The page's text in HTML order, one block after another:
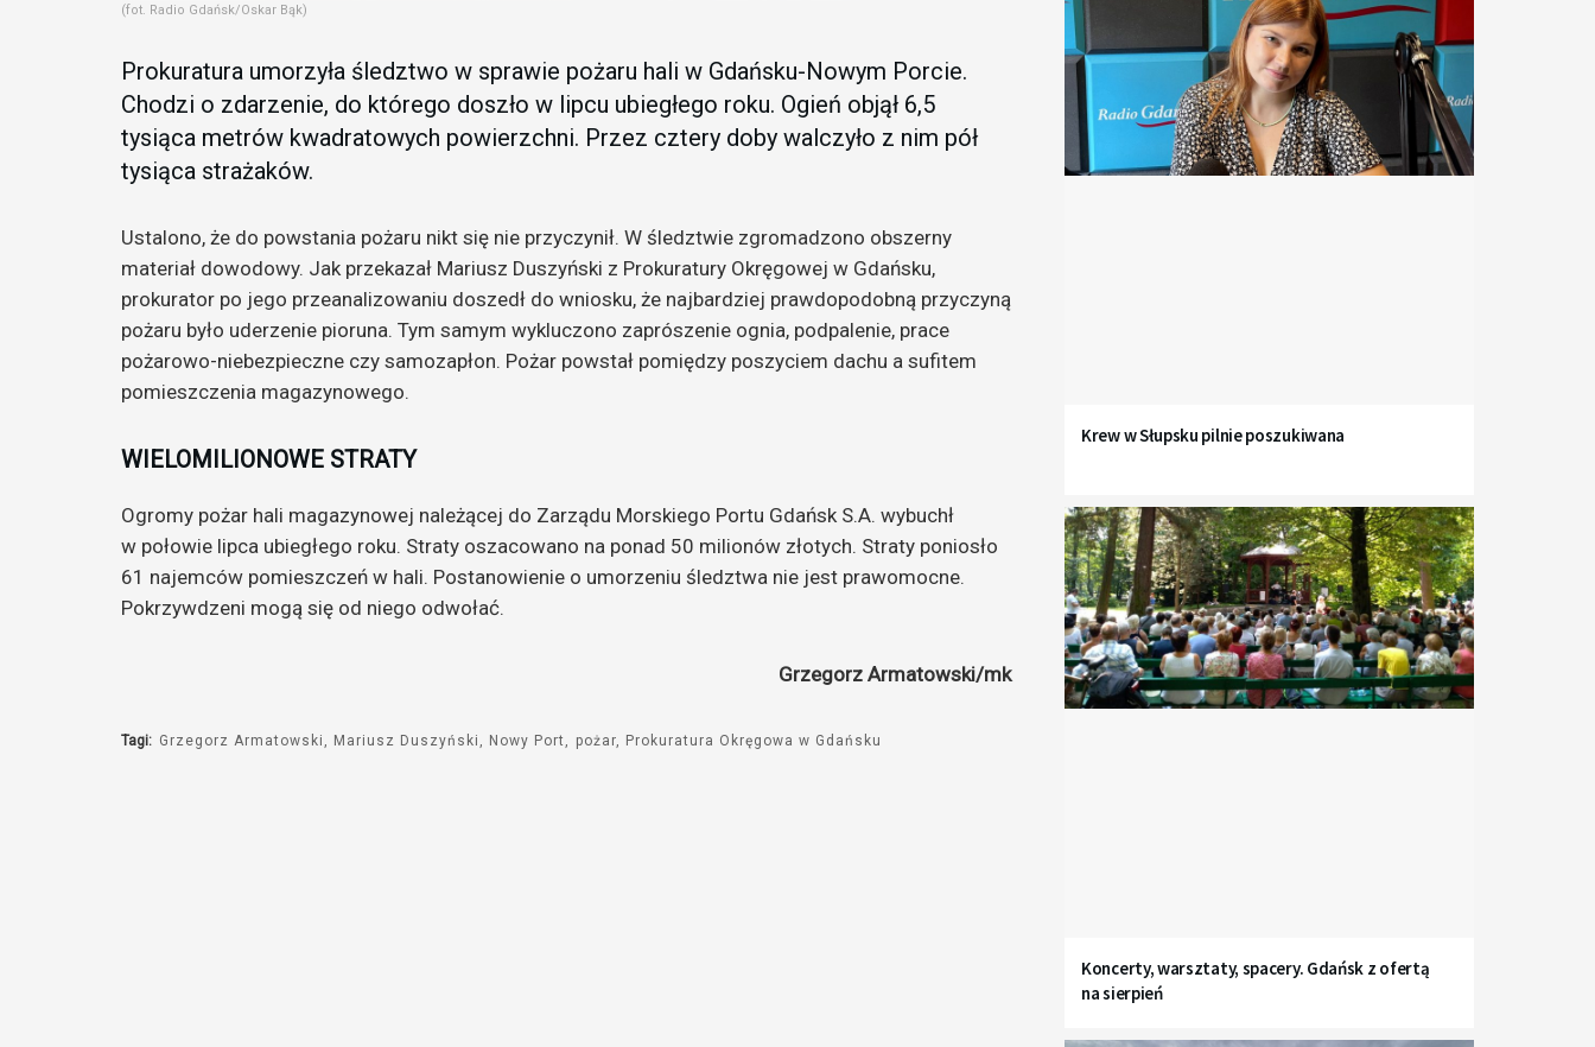
(fot. Radio Gdańsk/Oskar Bąk)
Prokuratura umorzyła śledztwo w sprawie pożaru hali w Gdańsku-Nowym Porcie.
Chodzi o zdarzenie, do którego doszło w lipcu ubiegłego roku. Ogień objął 6,5
tysiąca metrów kwadratowych powierzchni. Przez cztery doby walczyło z nim pół
tysiąca strażaków.
Ustalono, że do powstania pożaru nikt się nie przyczynił. W śledztwie zgromadzono obszerny
materiał dowodowy. Jak przekazał Mariusz Duszyński z Prokuratury Okręgowej w Gdańsku,
prokurator po jego przeanalizowaniu doszedł do wniosku, że najbardziej prawdopodobną przyczyną
pożaru było uderzenie pioruna. Tym samym wykluczono zaprószenie ognia, podpalenie, prace
pożarowo-niebezpieczne czy samozapłon. Pożar powstał pomiędzy poszyciem dachu a sufitem
pomieszczenia magazynowego.
WIELOMILIONOWE STRATY
Ogromy pożar hali magazynowej należącej do Zarządu Morskiego Portu Gdańsk S.A. wybuchł
w połowie lipca ubiegłego roku. Straty oszacowano na ponad 50 milionów złotych. Straty poniosło
61 najemców pomieszczeń w hali. Postanowienie o umorzeniu śledztwa nie jest prawomocne.
Pokrzywdzeni mogą się od niego odwołać.
Grzegorz Armatowski/mk
Tagi: Grzegorz Armatowski Mariusz Duszyński Nowy Port pożar Prokuratura Okręgowa w Gdańsku
Krew w Słupsku pilnie poszukiwana
Koncerty, warsztaty, spacery. Gdańsk z ofertą
na sierpień